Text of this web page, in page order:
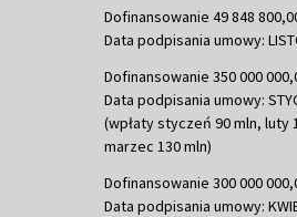
Dofinansowanie 49 848
Data podpisania umowy:
Dofinansowanie 350 000
Data podpisania umowy:
(wpłaty styczeń 90 mln, luty
marzec 130 mln)
Dofinansowanie 300 000
Data podpisania umowy: